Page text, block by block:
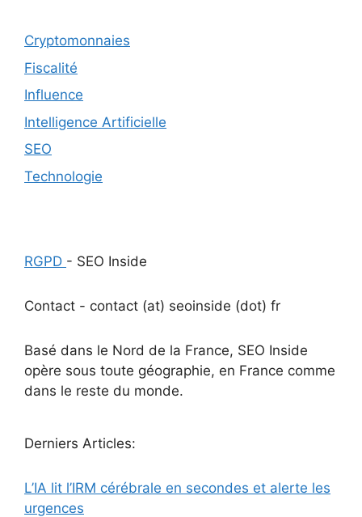
Cryptomonnaies
Fiscalité
Influence
Intelligence Artificielle
SEO
Technologie
RGPD - SEO Inside
Contact - contact (at) seoinside (dot) fr
Basé dans le Nord de la France, SEO Inside
opère sous toute géographie, en France comme
dans le reste du monde.
Derniers Articles:
L’IA lit l’IRM cérébrale en secondes et alerte les
urgences